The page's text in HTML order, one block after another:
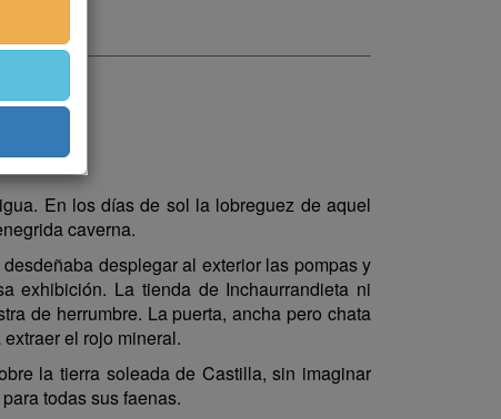
En los días de sol la lobreguez de aquel
caverna.
desplegar al exterior las pompas y
exhibición. La tienda de Inchaurrandieta ni
de herrumbre. La puerta, ancha pero chata
el rojo mineral.
la tierra soleada de Castilla, sin imaginar
todas sus faenas.